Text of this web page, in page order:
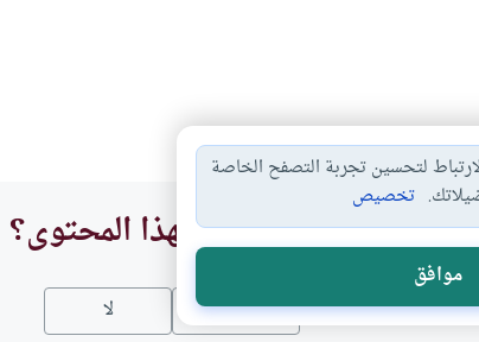
هل انتفعت بهذا المحتوى؟
نعم لا
لتحسين تجربة التصفح الخاصة
تخصيص
موافق